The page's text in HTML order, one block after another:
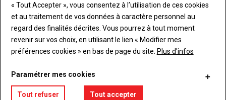
« Tout Accepter », vous consentez à l’utilisation de ces cookies
et au traitement de vos données à caractère personnel au
regard des finalités décrites. Vous pourrez à tout moment
revenir sur vos choix, en utilisant le lien « Modifier mes
préférences cookies » en bas de page du site. Plus d'infos
Paramétrer mes cookies
Tout refuser Tout accepter